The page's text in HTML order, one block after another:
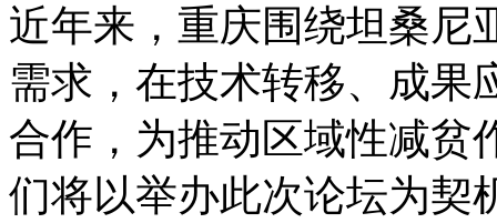
近年来，重庆围绕坦桑尼
需求，在技术转移、成果
合作，为推动区域性减贫
们将以举办此次论坛为契